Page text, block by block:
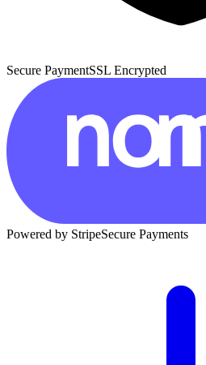
Secure PaymentSSL Encrypted
Powered by StripeSecure Payments